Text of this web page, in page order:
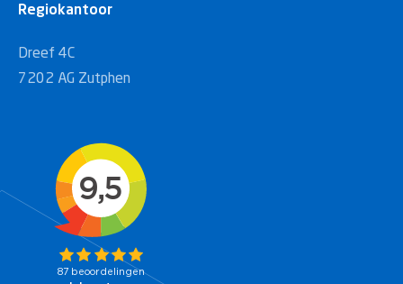
Regiokantoor
Dreef 4C
7202 AG Zutphen